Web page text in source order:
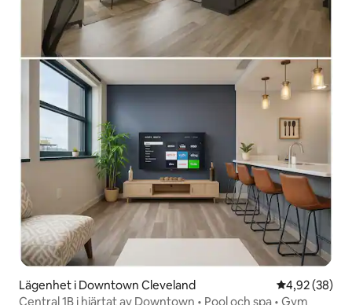
Lägenhet i Downtown Cleveland 4,92 av 5 i
4,92 (38)
Central 1B i hjärtat av Downtown • Pool och spa • Gym